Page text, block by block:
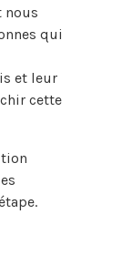
nous
qui
et leur
cette